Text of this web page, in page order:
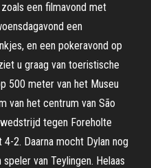
een filmavond met
een
en een pokeravond op
u graag van toeristische
500 meter van het Museu
van het centrum van São
tegen Foreholte
2. Daarna mocht Dylan nog
van Teylingen. Helaas